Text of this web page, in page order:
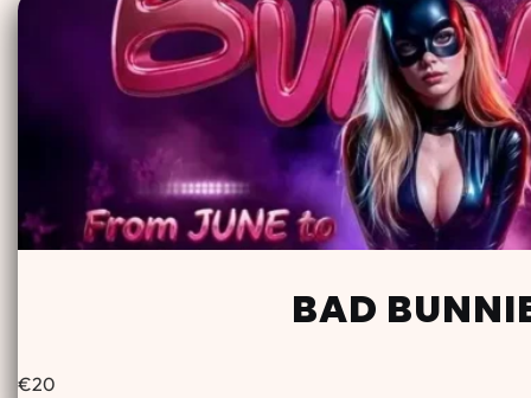
BAD
€20